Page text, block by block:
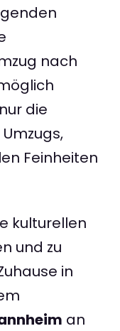
nach
die
Feinheiten
kulturellen
und zu
in
an